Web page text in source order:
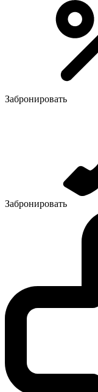
Забронировать
Забронировать